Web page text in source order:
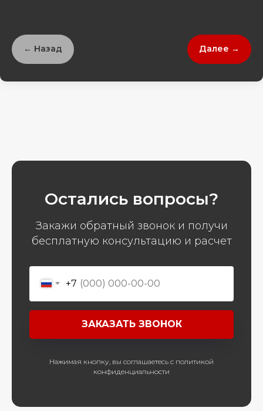
← Назад Далее →
Остались вопросы?
Закажи обратный звонок и получи
бесплатную консультацию и расчет
+7
ЗАКАЗАТЬ ЗВОНОК
Нажимая кнопку, вы соглашаетесь с политикой
конфиденциальности